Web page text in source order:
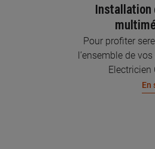
Installation
Pour profiter
l’ensemble de
Electricien
En